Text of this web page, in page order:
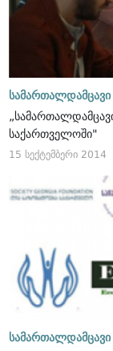
სამართალდამცავი
საქართველოში"
15 სექტემბერი 2014
სამართალდამცავი